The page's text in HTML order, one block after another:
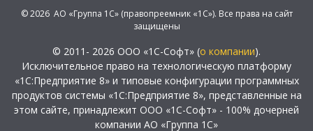
© 2026 АО «Группа 1С» (правопреемник «1С»). Все права на сайт
защищены
© 2011- 2026 ООО «1С-Софт» (о компании).
Исключительное право на технологическую платформу
«1С:Предприятие 8» и типовые конфигурации программных
продуктов системы «1С:Предприятие 8», представленные на
этом сайте, принадлежит ООО «1С-Софт» - 100% дочерней
компании АО «Группа 1С»